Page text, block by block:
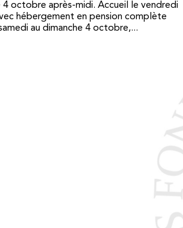
4 octobre après-midi. Accueil le vendredi
hébergement en pension complète
au dimanche 4 octobre,...